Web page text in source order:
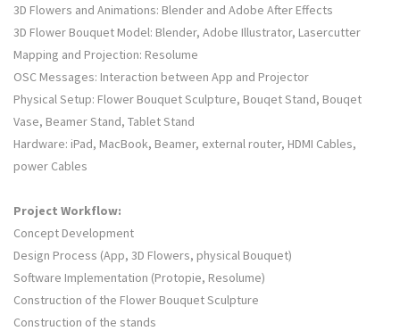
3D Flowers and Animations: Blender and Adobe After Effects
3D Flower Bouquet Model: Blender, Adobe Illustrator, Lasercutter
Mapping and Projection: Resolume
OSC Messages: Interaction between App and Projector
Physical Setup: Flower Bouquet Sculpture, Bouqet Stand, Bouqet
Vase, Beamer Stand, Tablet Stand
Hardware: iPad, MacBook, Beamer, external router, HDMI Cables,
power Cables
Project Workflow:
Concept Development
Design Process (App, 3D Flowers, physical Bouquet)
Software Implementation (Protopie, Resolume)
Construction of the Flower Bouquet Sculpture
Construction of the stands